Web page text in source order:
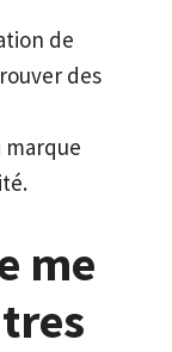
de
des
me